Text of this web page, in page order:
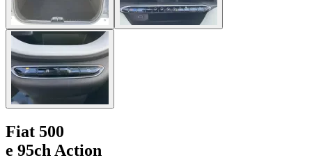
Fiat 500
e 95ch Action